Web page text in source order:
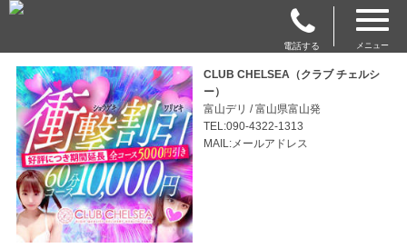
電話する メニュー
CLUB CHELSEA（クラブ チェルシ
ー）
富山デリ / 富山県富山発
TEL:090-4322-1313
MAIL:メールアドレス